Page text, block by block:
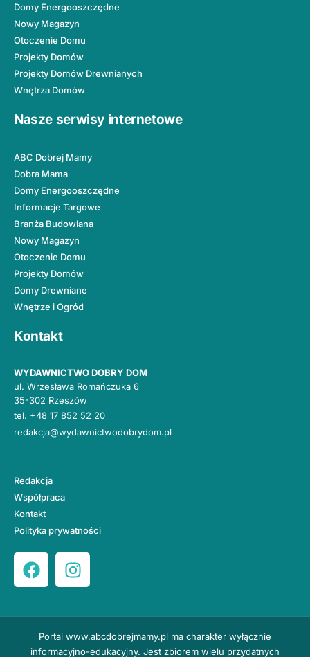
Domy Energooszczędne
Nowy Magazyn
Otoczenie Domu
Projekty Domów
Projekty Domów Drewnianych
Wnętrza Domów
Nasze serwisy internetowe
ABC Dobrej Mamy
Dobra Mama
Domy Energooszczędne
Informacje Targowe
Branża Budowlana
Nowy Magazyn
Otoczenie Domu
Projekty Domów
Domy Drewniane
Wnętrze i Ogród
Kontakt
WYDAWNICTWO DOBRY DOM
ul. Wrzesława Romańczuka 6
35-302 Rzeszów
tel. +48 17 852 52 20
redakcja@wydawnictwodobrydom.pl
Redakcja
Współpraca
Kontakt
Polityka prywatności
Portal www.abcdobrejmamy.pl ma charakter wyłącznie
informacyjno-edukacyjny. Jest zbiorem wielu przydatnych